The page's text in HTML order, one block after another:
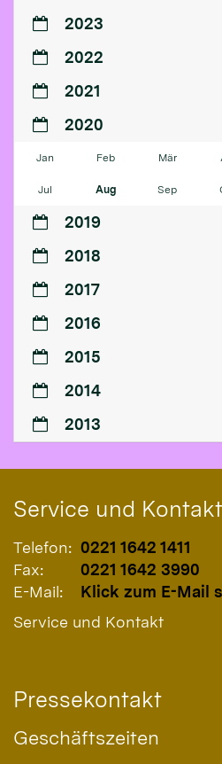
2023
2022
2021
2020
Jan Feb Mär
Jul Aug Sep
2019
2018
2017
2016
2015
2014
2013
Service und Kontakt
Telefon: 0221 1642 1411
Fax:
0221 1642 3990
E-Mail:
Klick zum E-Mail
Service und Kontakt
Pressekontakt
Geschäftszeiten